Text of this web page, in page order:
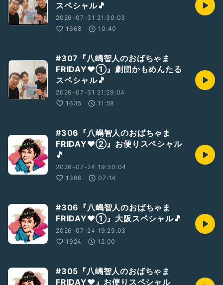
スペシャル🎵
2026-07-31 21:30:03
1668
10:40
#307『八嶋智人のおばちゃま
FRIDAY❤①』劇団かもめんたる
スペシャル🎵
2026-07-31 21:29:04
1635
11:58
#306『八嶋智人のおばちゃま
FRIDAY❤️②』お便りスペシャル
🎵
2026-07-24 19:30:04
1366
07:14
#306『八嶋智人のおばちゃま
FRIDAY❤️①』大阪スペシャル🎵
2026-07-24 19:29:03
1924
12:00
#305『八嶋智人のおばちゃま
FRIDAY❤️』お便りスペシャル